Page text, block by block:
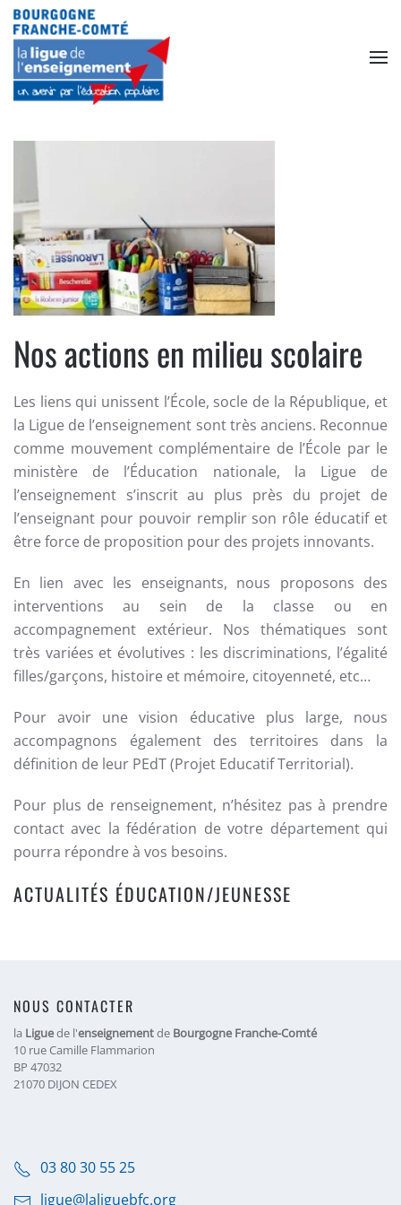
Accéder au contenu principal
Nos actions en milieu scolaire
Les liens qui unissent l’École, socle de la République, et
la Ligue de l’enseignement sont très anciens. Reconnue
comme mouvement complémentaire de l’École par le
ministère de l’Éducation nationale, la Ligue de
l’enseignement s’inscrit au plus près du projet de
l’enseignant pour pouvoir remplir son rôle éducatif et
être force de proposition pour des projets innovants.
En lien avec les enseignants, nous proposons des
interventions au sein de la classe ou en
accompagnement extérieur. Nos thématiques sont
très variées et évolutives : les discriminations, l’égalité
filles/garçons, histoire et mémoire, citoyenneté, etc…
Pour avoir une vision éducative plus large, nous
accompagnons également des territoires dans la
définition de leur PEdT (Projet Educatif Territorial).
Pour plus de renseignement, n’hésitez pas à prendre
contact avec la fédération de votre département qui
pourra répondre à vos besoins.
ACTUALITÉS ÉDUCATION/JEUNESSE
NOUS CONTACTER
la Liguede l'enseignementde Bourgogne Franche-Comté
10 rue Camille Flammarion
BP 47032
21070 DIJON CEDEX
03 80 30 55 25
ligue@laliguebfc.org